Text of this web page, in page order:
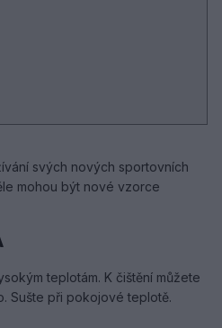
svých nových sportovních
mohou být nové vzorce
teplotám. K čištění můžete
Sušte při pokojové teplotě.